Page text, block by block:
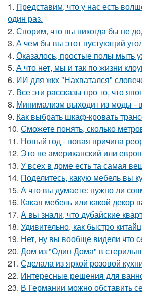
1. Представим, что у нас есть
один раз.
2. Спорим, что вы никогда бы не
3. А чем бы вы этот пустующий
4. Оказалось, простые полы мыть
5. А что нет, мы и так по жизни
6. ИИ для жкх "Нахватался"
7. Все эти рассказы про то, что
8. Минимализм выходит из моды -
9. Как выбрать шкаф-кровать
10. Сможете понять, сколько
11. Новый год - новая причина
12. Это не американский или
13. У всех в доме есть та самая
14. Поделитесь, какую мебель вы
15. А что вы думаете: нужно ли
16. Какая мебель или какой декор
17. А вы знали, что дубайские
18. Удивительно, как быстро
19. Нет, ну вы вообще видели что
20. Дом из "Один Дома" в
21. Сделала из яркой розовой
22. Интересные решения для
23. В Германии можно обставить